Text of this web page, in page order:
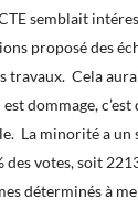
semblait
proposé des
travaux. Cela
dommage,
La minorité a un
des votes, soit
déterminés à